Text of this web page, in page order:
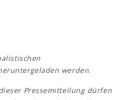
werden.
Pressemitteilung dürfen